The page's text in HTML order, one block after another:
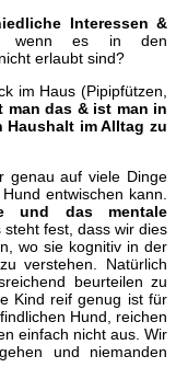
Interessen &
wenn es in den
erlaubt sind?
im Haus (Pipipfützen,
man das & ist man in
Haushalt im Alltag zu
genau auf viele Dinge
entwischen kann.
und das mentale
steht fest, dass wir dies
wo sie kognitiv in der
verstehen. Natürlich
beurteilen zu
Kind reif genug ist für
Hund, reichen
einfach nicht aus. Wir
und niemanden